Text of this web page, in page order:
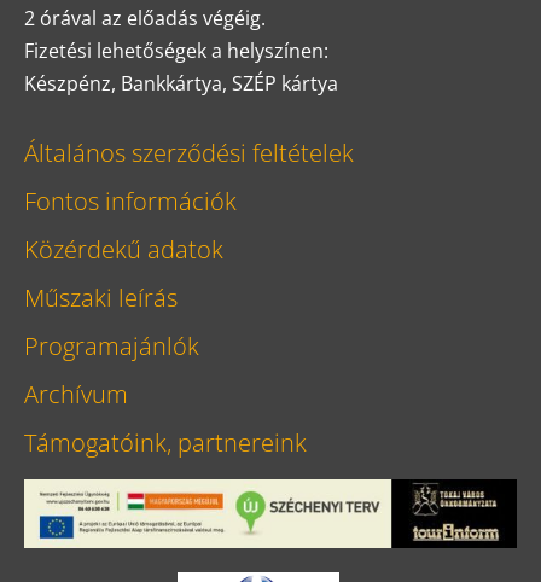
2 órával az előadás végéig.
Fizetési lehetőségek a helyszínen:
Készpénz, Bankkártya, SZÉP kártya
Általános szerződési feltételek
Fontos információk
Közérdekű adatok
Műszaki leírás
Programajánlók
Archívum
Támogatóink, partnereink